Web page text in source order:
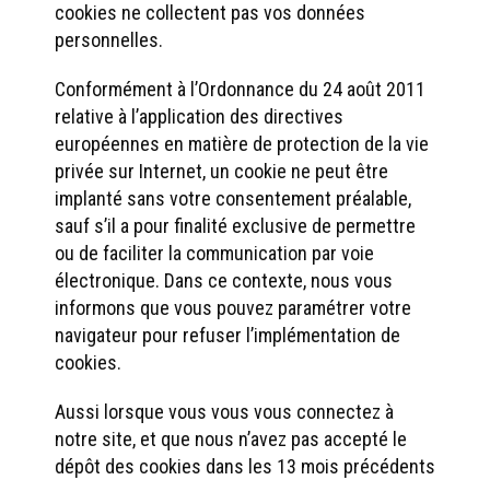
cookies ne collectent pas vos données
personnelles.
Conformément à l’Ordonnance du 24 août 2011
relative à l’application des directives
européennes en matière de protection de la vie
privée sur Internet, un cookie ne peut être
implanté sans votre consentement préalable,
sauf s’il a pour finalité exclusive de permettre
ou de faciliter la communication par voie
électronique. Dans ce contexte, nous vous
informons que vous pouvez paramétrer votre
navigateur pour refuser l’implémentation de
cookies.
Aussi lorsque vous vous vous connectez à
notre site, et que nous n’avez pas accepté le
dépôt des cookies dans les 13 mois précédents